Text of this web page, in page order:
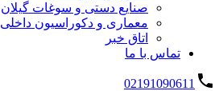
صنایع دستی و سوغات گیلان
معماری و دکوراسیون داخلی
اتاق خبر
تماس با ما
02191090611